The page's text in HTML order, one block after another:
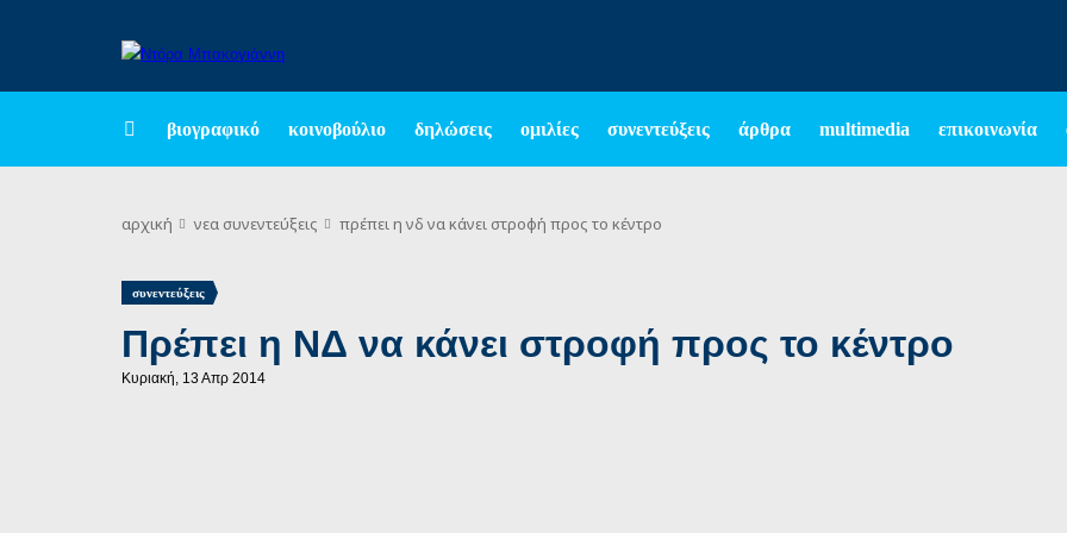
βιογραφικό κοινοβούλιο δηλώσεις ομιλίες συνεντεύξεις άρθρα multimedia επικοινωνία
αρχική νεα συνεντεύξεις πρέπει η νδ να κάνει στροφή προς το κέντρο
συνεντεύξεις
Πρέπει η ΝΔ να κάνει στροφή προς το κέντρο
Κυριακή, 13 Απρ 2014